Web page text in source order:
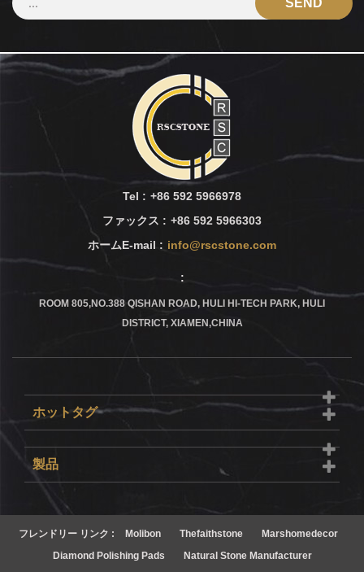
Tel : +86 592 5966978
ファックス : +86 592 5966303
ホームE-mail : info@rscstone.com
:
ROOM 805,NO.388 QISHAN ROAD, HULI HI-TECH PARK, HULI
DISTRICT, XIAMEN,CHINA
ホットタグ
製品
フレンドリー リンク : Molibon Thefaithstone
Marshomedecor
Diamond Polishing Pads
Natural Stone Manufacturer